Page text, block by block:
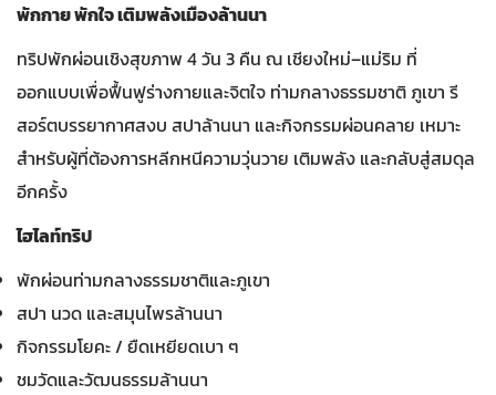
พักกาย พักใจ เติมพลังเมืองล้านนา
ทริปพักผ่อนเชิงสุขภาพ 4 วัน 3 คืน ณ เชียงใหม่–แม่ริม ที่
ออกแบบเพื่อฟื้นฟูร่างกายและจิตใจ ท่ามกลางธรรมชาติ ภูเขา รี
สอร์ตบรรยากาศสงบ สปาล้านนา และกิจกรรมผ่อนคลาย เหมาะ
สำหรับผู้ที่ต้องการหลีกหนีความวุ่นวาย เติมพลัง และกลับสู่สมดุล
อีกครั้ง
ไฮไลท์ทริป
พักผ่อนท่ามกลางธรรมชาติและภูเขา
สปา นวด และสมุนไพรล้านนา
กิจกรรมโยคะ / ยืดเหยียดเบา ๆ
ชมวัดและวัฒนธรรมล้านนา